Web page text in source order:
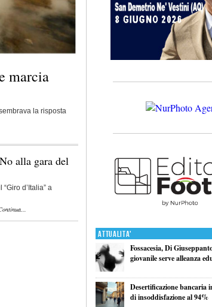
marcia
la risposta
alla gara del
d’Italia” a
Attualita'
Fossacesia, Di
giovanile serve alleanza
Desertificazione bancaria
di insoddisfazione al 94%